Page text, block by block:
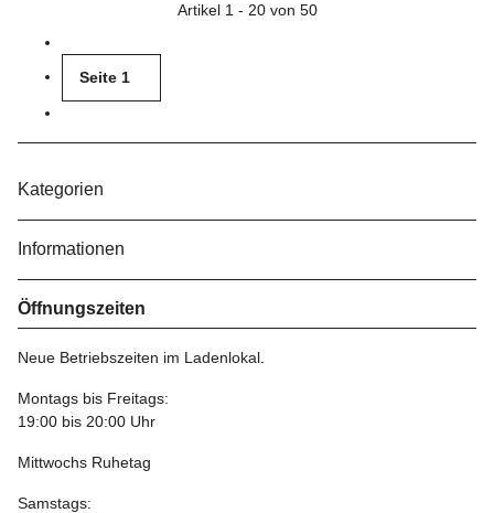
Artikel 1 - 20 von 50
Seite 1
Kategorien
Informationen
Öffnungszeiten
Neue Betriebszeiten im Ladenlokal.
Montags bis Freitags:
19:00 bis 20:00 Uhr
Mittwochs Ruhetag
Samstags: